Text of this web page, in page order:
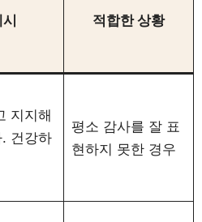
적합한 상황
지지해
건강하
평소 감사를 잘 표
현하지 못한 경우